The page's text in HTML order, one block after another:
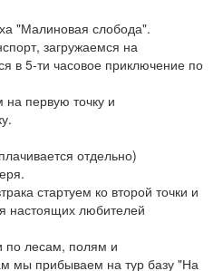
"Малиновая слобода".
загружаемся на
в 5-ти часовое приключение по
первую точку и
отдельно)
стартуем ко второй точки и
настоящих любителей
по лесам, полям и
мы прибываем на тур базу "На